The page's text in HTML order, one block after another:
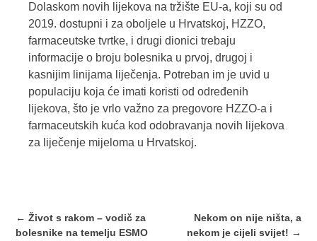
Dolaskom novih lijekova na tržište EU-a, koji su od
2019. dostupni i za oboljele u Hrvatskoj, HZZO,
farmaceutske tvrtke, i drugi dionici trebaju
informacije o broju bolesnika u prvoj, drugoj i
kasnijim linijama liječenja. Potreban im je uvid u
populaciju koja će imati koristi od određenih
lijekova, što je vrlo važno za pregovore HZZO-a i
farmaceutskih kuća kod odobravanja novih lijekova
za liječenje mijeloma u Hrvatskoj.
Post
navigation
← Život s rakom – vodič za
bolesnike na temelju ESMO
Nekom on nije ništa, a
nekom je cijeli svijet! →